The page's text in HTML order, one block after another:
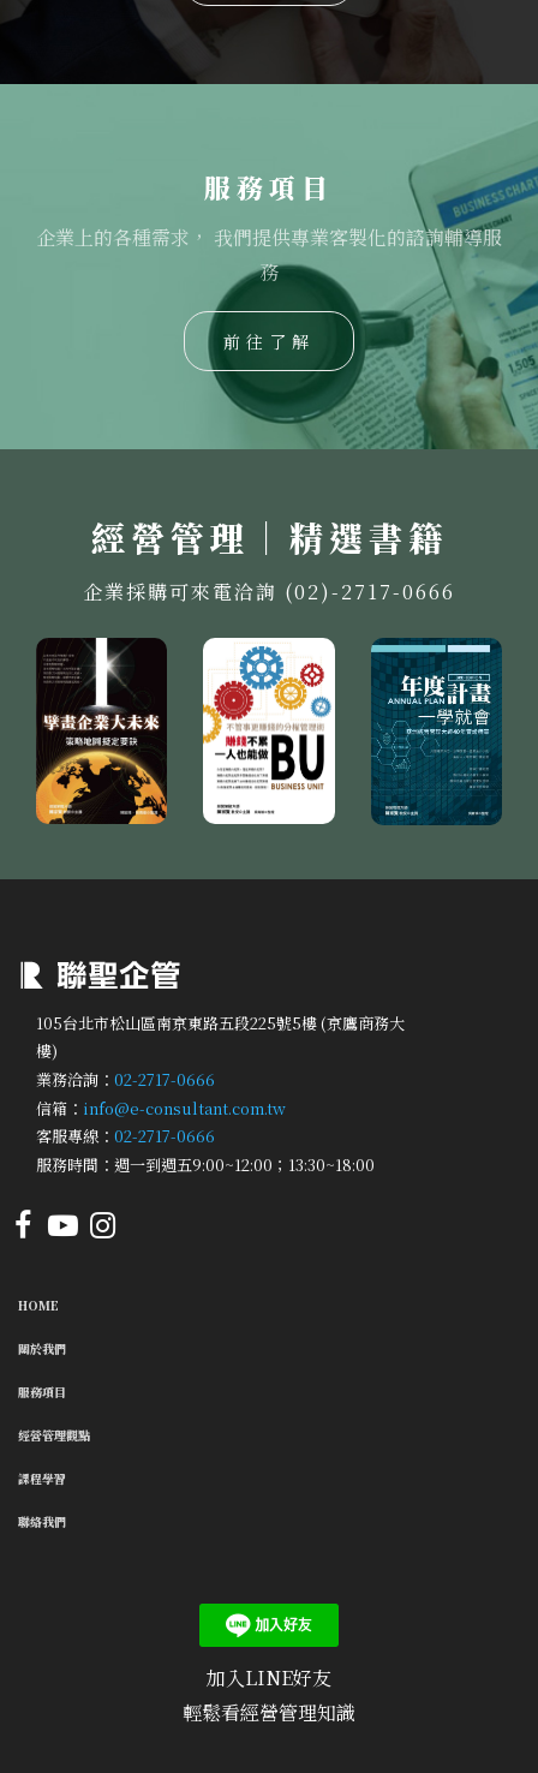
服務項目
企業上的各種需求， 我們提供專業客製化的諮詢輔導服
務
前往了解
經營管理｜精選書籍
企業採購可來電洽詢 (02)-2717-0666
105台北市松山區南京東路五段225號5樓 (京鷹商務大
樓)
業務洽詢： 02-2717-0666
信箱： info@e-consultant.com.tw
客服專線： 02-2717-0666
服務時間：週一到週五9:00~12:00；13:30~18:00
HOME
關於我們
服務項目
經營管理觀點
課程學習
聯絡我們
加入LINE好友
輕鬆看經營管理知識